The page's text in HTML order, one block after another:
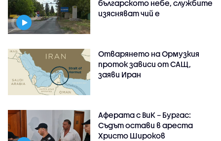
българското небе, службите
изясняват чий е
Отварянето на Ормузкия
проток зависи от САЩ,
заяви Иран
Аферата с ВиК – Бургас:
Съдът остави в ареста
Христо Широков